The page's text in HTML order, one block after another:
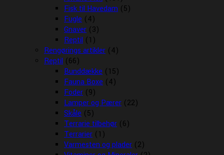
Fisk til Havedam (5)
Fugle (4)
Gnaver (3)
Reptil (1)
Rengørings artikler (4)
Reptil (66)
Bunddække (15)
Fauna Boxe (4)
Foder (9)
Lamper og Pærer (22)
Skåle (5)
Terrarie tilbehør (6)
Terrarier (1)
Varmesten og plader (2)